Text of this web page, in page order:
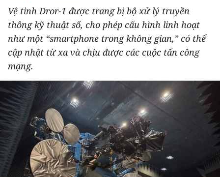
XÃ HỘI
PHÁP LUẬT
DU LỊCH
THẾ GIỚI
THỂ THAO
GIÁO DỤC
Y TẾ
Vệ tinh Dror‑1 được trang bị bộ xử lý truyền
thông kỹ thuật số, cho phép cấu hình linh hoạt
như một “smartphone trong không gian,” có thể
cập nhật từ xa và chịu được các cuộc tấn công
mạng.